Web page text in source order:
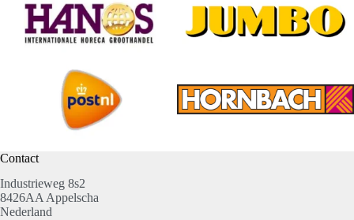
Contact
Industrieweg 8s2
8426AA Appelscha
Nederland